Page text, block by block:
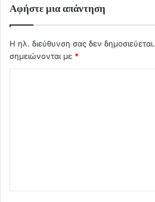
Αφήστε μια απάντηση
Η ηλ. διεύθυνση σας δεν δημοσιεύεται.
σημειώνονται με *